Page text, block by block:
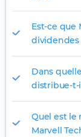
Est-ce que
dividendes
Dans
distribue-t-
Quel est le
Marvell